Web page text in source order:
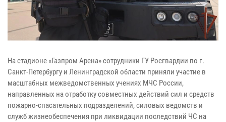
На стадионе «Газпром Арена» сотрудники ГУ Росгвардии по г.
Санкт-Петербургу и Ленинградской области приняли участие в
масштабных межведомственных учениях МЧС России,
направленных на отработку совместных действий сил и средств
пожарно-спасательных подразделений, силовых ведомств и
служб жизнеобеспечения при ликвидации последствий ЧС на